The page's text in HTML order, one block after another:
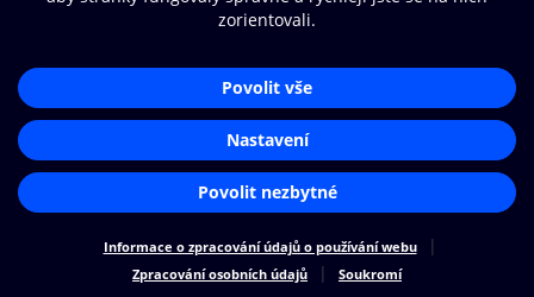
Přístupnost
Cookies
Nastavení cookies
Aplikace O2 Knihovna
Čti a poslouchej své e-knihy a
audioknihy rychleji a pohodlněji.